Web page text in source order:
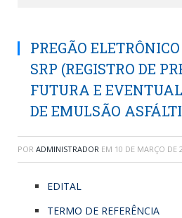
PREGÃO
SRP (REGISTRO DE
FUTURA E
DE EMULSÃO
POR ADMINISTRADOR EM 10 DE MARÇO DE
EDITAL
TERMO DE REFERÊNCIA